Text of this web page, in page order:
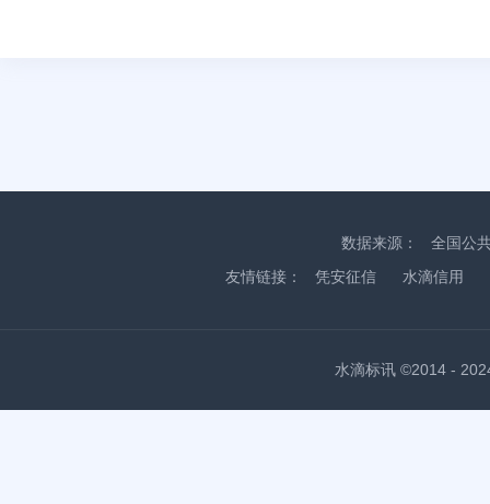
数据来源：
全国公
友情链接：
凭安征信 水滴信用
水滴标讯 ©2014 -